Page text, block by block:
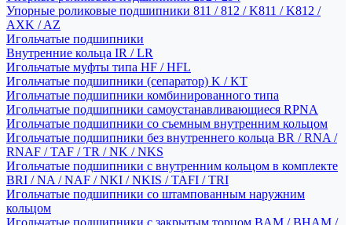
Упорные роликовые подшипники 811 / 812 / K811 / K812 /
AXK / AZ
Игольчатые подшипники
Внутренние кольца IR / LR
Игольчатые муфты типа HF / HFL
Игольчатые подшипники (сепаратор) K / KT
Игольчатые подшипники комбинированного типа
Игольчатые подшипники самоустанавливающиеся RPNA
Игольчатые подшипники со съемным внутренним кольцом
Игольчатые подшипники без внутреннего кольца BR / RNA /
RNAF / TAF / TR / NK / NKS
Игольчатые подшипники с внутренним кольцом в комплекте
BRI / NA / NAF / NKI / NKIS / TAFI / TRI
Игольчатые подшипники со штампованным наружним
кольцом
Игольчатые подшипники с закрытым торцом BAM / BHAM /